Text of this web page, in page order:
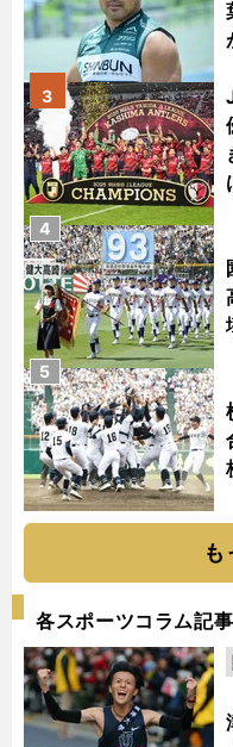
3
4
5
も
各スポーツコラム記事